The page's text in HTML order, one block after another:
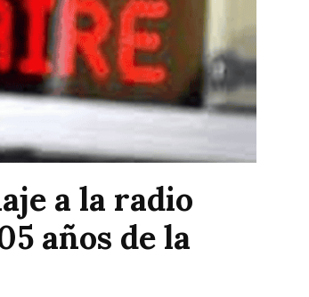
a la radio
años de la